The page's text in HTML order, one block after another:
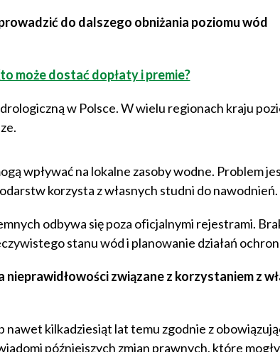
do dalszego obniżania poziomu wód
może dostać dopłaty i premie?
w Polsce. W wielu regionach kraju
wpływać na lokalne zasoby wodne. Problem
korzysta z własnych studni do nawodnień.
odbywa się poza oficjalnymi rejestrami.
stanu wód i planowanie działań
nieprawidłowości związane z korzystaniem z
kilkadziesiąt lat temu zgodnie z
późniejszych zmian prawnych, które mogły